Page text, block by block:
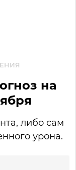
на
либо сам
урона.